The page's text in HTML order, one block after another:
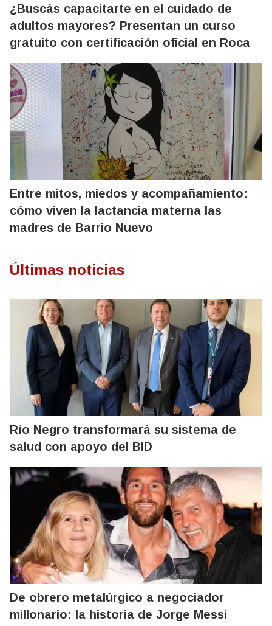
¿Buscás capacitarte en el cuidado de
adultos mayores? Presentan un curso
gratuito con certificación oficial en Roca
Entre mitos, miedos y acompañamiento:
cómo viven la lactancia materna las
madres de Barrio Nuevo
Últimas noticias
Río Negro transformará su sistema de
salud con apoyo del BID
De obrero metalúrgico a negociador
millonario: la historia de Jorge Messi